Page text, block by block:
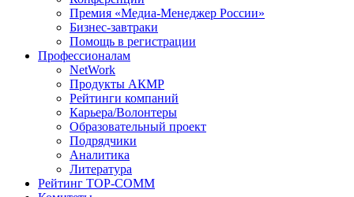
Премия «Медиа-Менеджер России»
Бизнес-завтраки
Помощь в регистрации
Профессионалам
NetWork
Продукты АКМР
Рейтинги компаний
Карьера/Волонтеры
Образовательный проект
Подрядчики
Аналитика
Литература
Рейтинг TOP-COMM